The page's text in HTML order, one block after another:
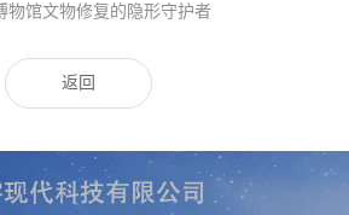
物馆文物修复的隐形守护者
返回